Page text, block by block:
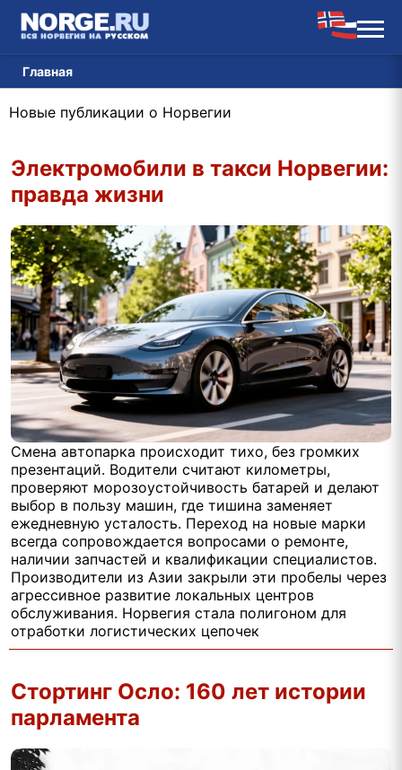
Главная
Новые публикации о Норвегии
Электромобили в такси Норвегии:
правда жизни
Смена автопарка происходит тихо, без громких
презентаций. Водители считают километры,
проверяют морозоустойчивость батарей и делают
выбор в пользу машин, где тишина заменяет
ежедневную усталость. Переход на новые марки
всегда сопровождается вопросами о ремонте,
наличии запчастей и квалификации специалистов.
Производители из Азии закрыли эти пробелы через
агрессивное развитие локальных центров
обслуживания. Норвегия стала полигоном для
отработки логистических цепочек
Стортинг Осло: 160 лет истории
парламента